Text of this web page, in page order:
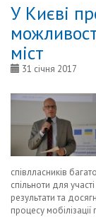
У Києві
міст
31 січня 2017
співлласників
спільноти для
результати та
процесу